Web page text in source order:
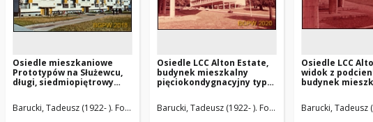
Osiedle mieszkaniowe
Prototypów na Służewcu,
długi, siedmiopiętrowy
Warszawa
Barucki, Tadeusz (1922- ). Fotograf
Osiedle LCC Alton Estate,
budynek mieszkalny
pięciokondygnacyjny typu
strony uliczki osiedlowej,
Londyn, Wielka Brytania
Barucki, Tadeusz (1922- ). Fotograf
Osiedle LCC
widok z
budynek
"maisonettes",
Wielka Brytania
Barucki, Tadeusz